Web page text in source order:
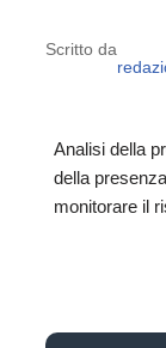
Scritto da
Analisi della
della
monitorare il